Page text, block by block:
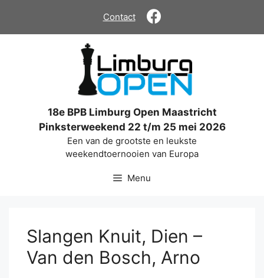
de
Contact
18e BPB Limburg Open Maastricht
Pinksterweekend 22 t/m 25 mei 2026
Een van de grootste en leukste
weekendtoernooien van Europa
Menu
Slangen Knuit, Dien –
Van den Bosch, Arno